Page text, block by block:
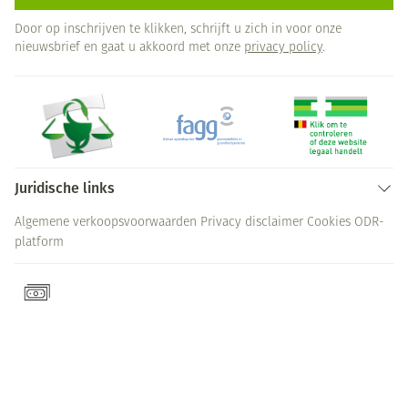
Door op inschrijven te klikken, schrijft u zich in voor onze
nieuwsbrief en gaat u akkoord met onze privacy policy.
Juridische links
Algemene verkoopsvoorwaarden Privacy disclaimer Cookies ODR-
platform